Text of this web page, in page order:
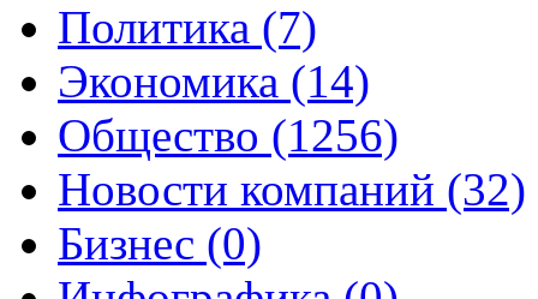
Политика (7)
Экономика (14)
Общество (1256)
Новости компаний (32)
Бизнес (0)